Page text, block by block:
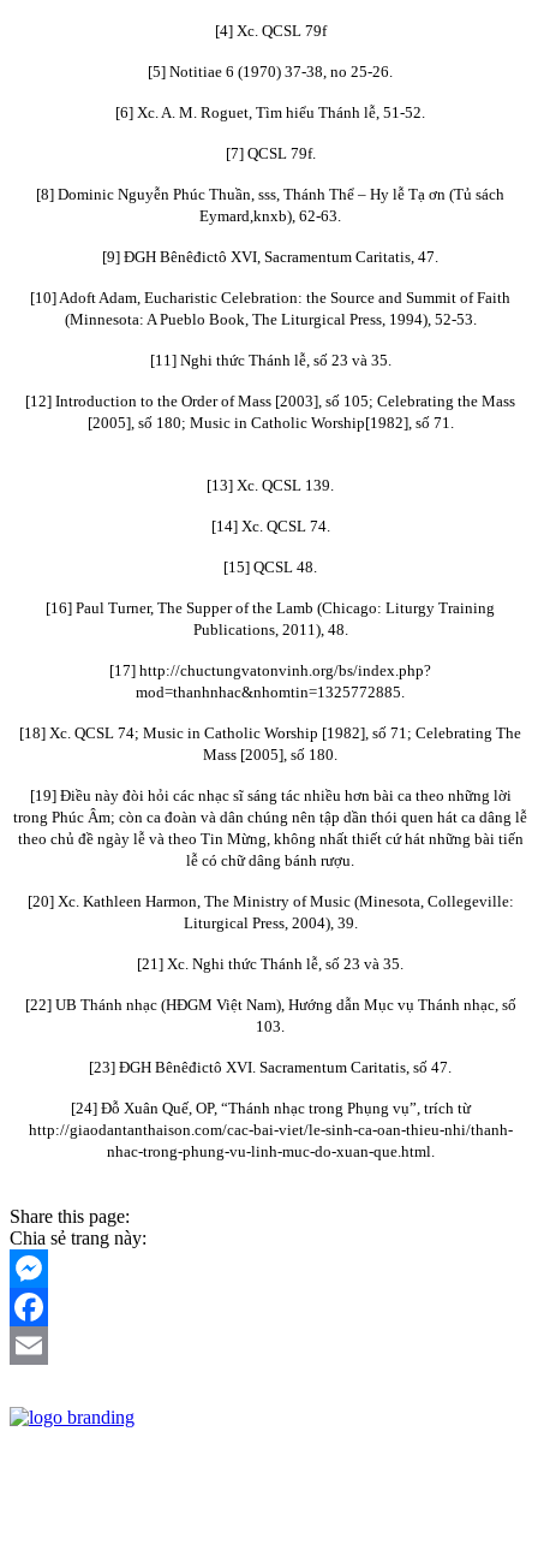
[4] Xc. QCSL 79f
[5] Notitiae 6 (1970) 37-38, no 25-26.
[6] Xc. A. M. Roguet, Tìm hiểu Thánh lễ, 51-52.
[7] QCSL 79f.
[8] Dominic Nguyễn Phúc Thuần, sss, Thánh Thể – Hy lễ Tạ ơn (Tủ sách
Eymard,knxb), 62-63.
[9] ĐGH Bênêđictô XVI, Sacramentum Caritatis, 47.
[10] Adoft Adam, Eucharistic Celebration: the Source and Summit of Faith
(Minnesota: A Pueblo Book, The Liturgical Press, 1994), 52-53.
[11] Nghi thức Thánh lễ, số 23 và 35.
[12] Introduction to the Order of Mass [2003], số 105; Celebrating the Mass
[2005], số 180; Music in Catholic Worship[1982], số 71.
[13] Xc. QCSL 139.
[14] Xc. QCSL 74.
[15] QCSL 48.
[16] Paul Turner, The Supper of the Lamb (Chicago: Liturgy Training
Publications, 2011), 48.
[17] http://chuctungvatonvinh.org/bs/index.php?
mod=thanhnhac&nhomtin=1325772885.
[18] Xc. QCSL 74; Music in Catholic Worship [1982], số 71; Celebrating The
Mass [2005], số 180.
[19] Điều này đòi hỏi các nhạc sĩ sáng tác nhiều hơn bài ca theo những lời
trong Phúc Âm; còn ca đoàn và dân chúng nên tập dần thói quen hát ca dâng lễ
theo chủ đề ngày lễ và theo Tin Mừng, không nhất thiết cứ hát những bài tiến
lễ có chữ dâng bánh rượu.
[20] Xc. Kathleen Harmon, The Ministry of Music (Minesota, Collegeville:
Liturgical Press, 2004), 39.
[21] Xc. Nghi thức Thánh lễ, số 23 và 35.
[22] UB Thánh nhạc (HĐGM Việt Nam), Hướng dẫn Mục vụ Thánh nhạc, số
103.
[23] ĐGH Bênêđictô XVI. Sacramentum Caritatis, số 47.
[24] Đỗ Xuân Quế, OP, “Thánh nhạc trong Phụng vụ”, trích từ
http://giaodantanthaison.com/cac-bai-viet/le-sinh-ca-oan-thieu-nhi/thanh-
nhac-trong-phung-vu-linh-muc-do-xuan-que.html.
Share this page:
Chia sẻ trang này:
Messenger
Facebook